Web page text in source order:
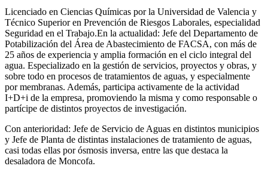
Licenciado en Ciencias Químicas por la Universidad de Valencia y
Técnico Superior en Prevención de Riesgos Laborales, especialidad
Seguridad en el Trabajo.En la actualidad: Jefe del Departamento de
Potabilización del Área de Abastecimiento de FACSA, con más de
25 años de experiencia y amplia formación en el ciclo integral del
agua. Especializado en la gestión de servicios, proyectos y obras, y
sobre todo en procesos de tratamientos de aguas, y especialmente
por membranas. Además, participa activamente de la actividad
I+D+i de la empresa, promoviendo la misma y como responsable o
partícipe de distintos proyectos de investigación.
Con anterioridad: Jefe de Servicio de Aguas en distintos municipios
y Jefe de Planta de distintas instalaciones de tratamiento de aguas,
casi todas ellas por ósmosis inversa, entre las que destaca la
desaladora de Moncofa.